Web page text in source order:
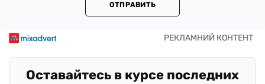
ОТПРАВИТЬ
Оставайтесь в курсе последних